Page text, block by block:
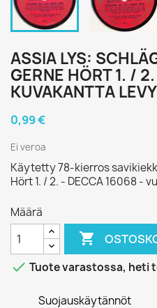
ASSIA LYS:
GERNE HÖRT 1. /
KUVAKANTTA
0,99 €
Ei veroa
Käytetty 78-kierros
Hört 1. / 2. - DECCA 16068 -
Määrä

 Tuote varastossa, heti
Suojauskäytännöt